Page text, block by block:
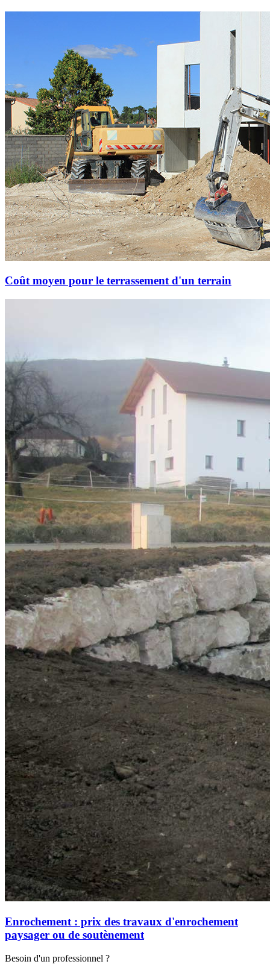
Coût moyen pour le terrassement d'un terrain
Enrochement : prix des travaux d'enrochement
paysager ou de soutènement
Besoin d'un professionnel ?